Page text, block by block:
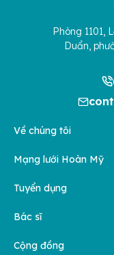
Phòng 1101,
Duẩn,
Về chúng tôi
Mạng lưới Hoàn Mỹ
Tuyển dụng
Bác sĩ
Cộng đồng